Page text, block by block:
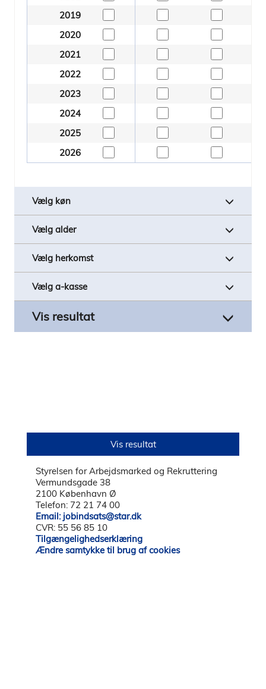
Styrelsen for Arbejdsmarked og Rekruttering
Vermundsgade 38
2100 København Ø
Telefon: 72 21 74 00
Email: jobindsats@star.dk
CVR: 55 56 85 10
Tilgængelighedserklæring
Ændre samtykke til brug af cookies